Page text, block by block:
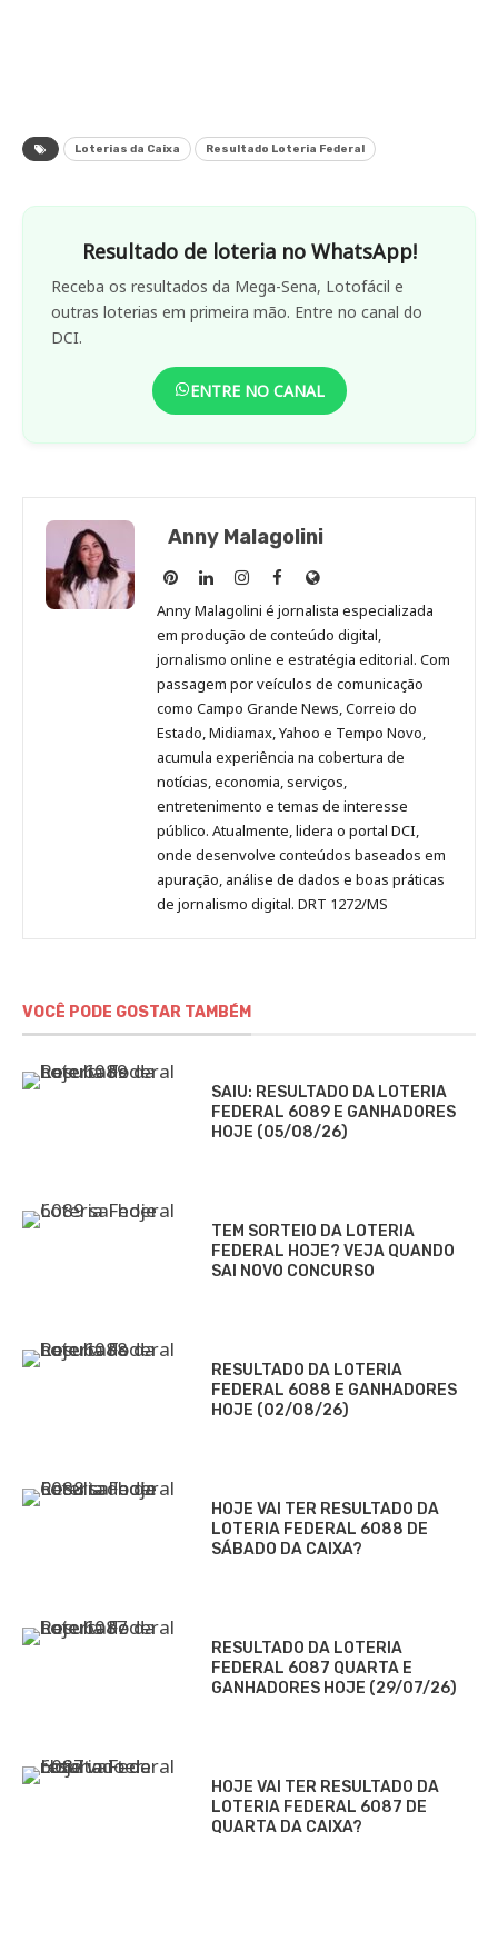
Loterias da Caixa Resultado Loteria Federal
Resultado de loteria no WhatsApp!
Receba os resultados da Mega-Sena, Lotofácil e
outras loterias em primeira mão. Entre no canal do
DCI.
ENTRE NO CANAL
Anny Malagolini
Anny
Malagolini
no
Pinterest
Anny
Malagolini
no
LinkedIn
Anny
Malagolini
no
Instagram
Anny
Malagolini
no
Facebook
Site
de
Anny
Malagolini
Anny Malagolini é jornalista especializada
em produção de conteúdo digital,
jornalismo online e estratégia editorial. Com
passagem por veículos de comunicação
como Campo Grande News, Correio do
Estado, Midiamax, Yahoo e Tempo Novo,
acumula experiência na cobertura de
notícias, economia, serviços,
entretenimento e temas de interesse
público. Atualmente, lidera o portal DCI,
onde desenvolve conteúdos baseados em
apuração, análise de dados e boas práticas
de jornalismo digital. DRT 1272/MS
VOCÊ PODE GOSTAR TAMBÉM
SAIU: RESULTADO DA LOTERIA
FEDERAL 6089 E GANHADORES
HOJE (05/08/26)
TEM SORTEIO DA LOTERIA
FEDERAL HOJE? VEJA QUANDO
SAI NOVO CONCURSO
RESULTADO DA LOTERIA
FEDERAL 6088 E GANHADORES
HOJE (02/08/26)
HOJE VAI TER RESULTADO DA
LOTERIA FEDERAL 6088 DE
SÁBADO DA CAIXA?
RESULTADO DA LOTERIA
FEDERAL 6087 QUARTA E
GANHADORES HOJE (29/07/26)
HOJE VAI TER RESULTADO DA
LOTERIA FEDERAL 6087 DE
QUARTA DA CAIXA?